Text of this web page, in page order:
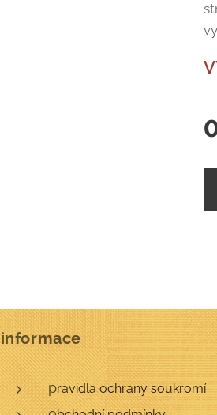
informace
pravidla ochrany soukromí